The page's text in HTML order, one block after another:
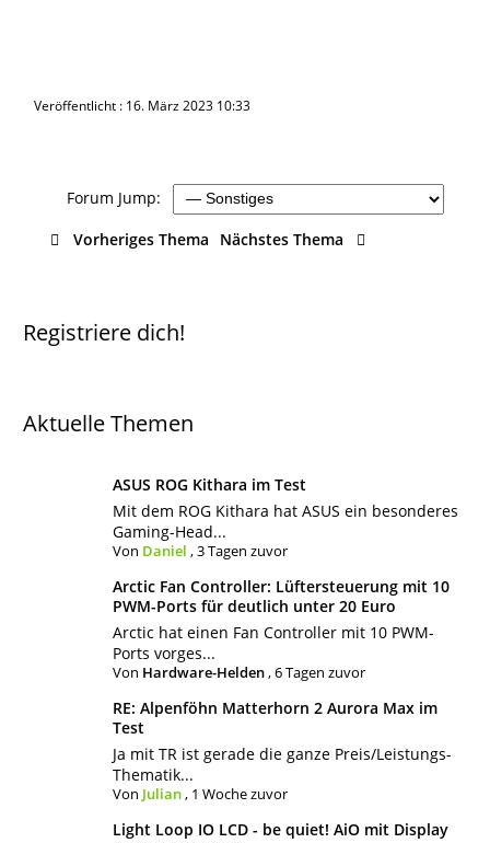
Veröffentlicht : 16. März 2023 10:33
Forum Jump:
Vorheriges Thema
Nächstes Thema
Registriere dich!
Aktuelle Themen
ASUS ROG Kithara im Test
Mit dem ROG Kithara hat ASUS ein besonderes
Gaming-Head...
Von Daniel ,3 Tagen zuvor
Arctic Fan Controller: Lüftersteuerung mit 10
PWM-Ports für deutlich unter 20 Euro
Arctic hat einen Fan Controller mit 10 PWM-
Ports vorges...
Von Hardware-Helden,6 Tagen zuvor
RE: Alpenföhn Matterhorn 2 Aurora Max im
Test
Ja mit TR ist gerade die ganze Preis/Leistungs-
Thematik...
Von Julian, 1 Woche zuvor
Light Loop IO LCD - be quiet! AiO mit Display